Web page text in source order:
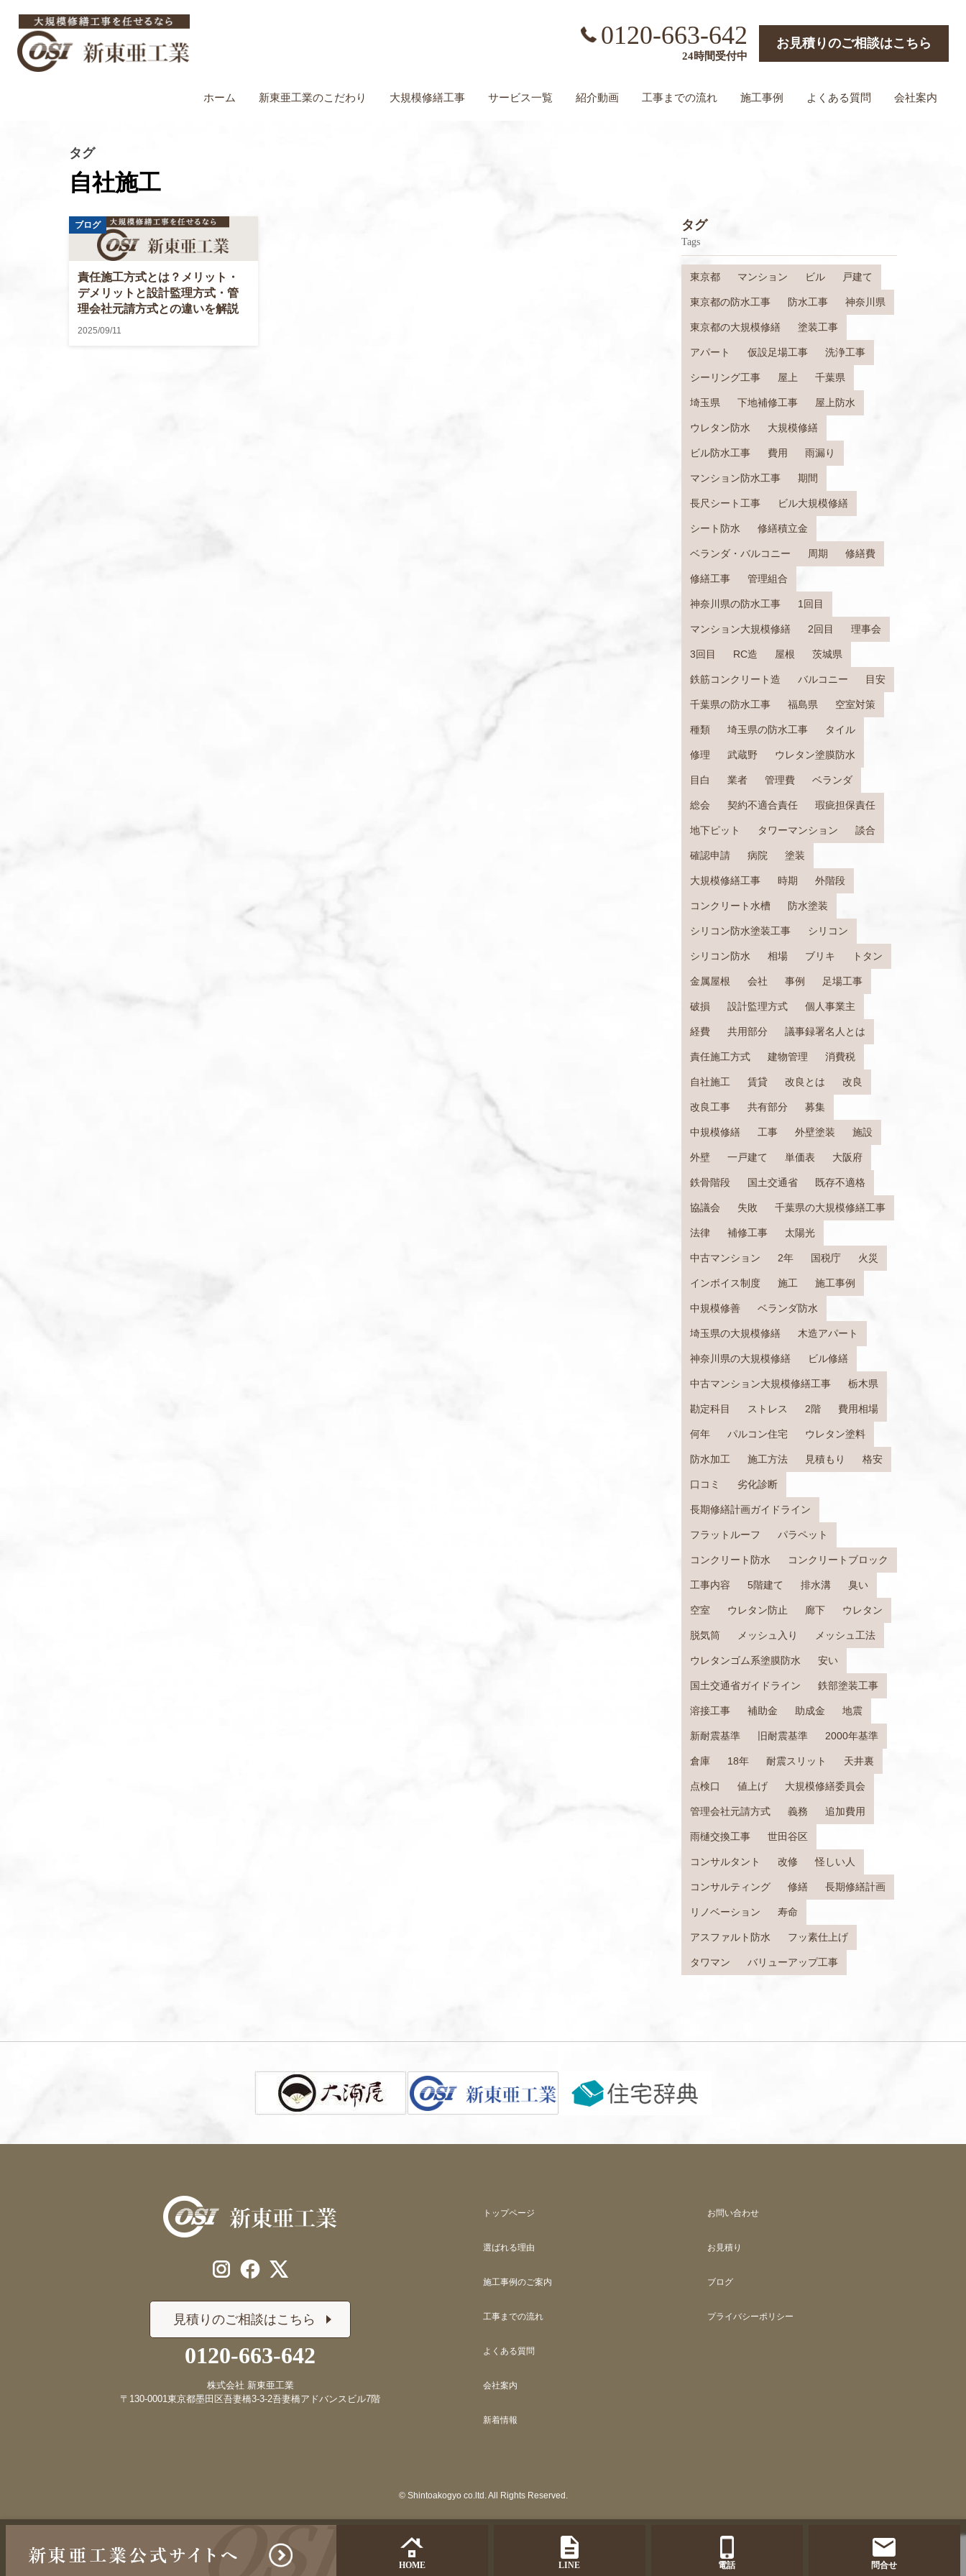
ホーム 新東亜工業のこだわり 大規模修繕工事 サービス一覧 紹介動画 工事までの流れ 施工事例 よくある質問 会社案内
24時間受付中
0120-663-642 お見積りのご相談はこちら
タグ
自社施工
責任施工方式とは？メリット・
デメリットと設計監理方式・管
理会社元請方式との違いを解説
2025/09/11
タグ
Tags
東京都 マンション ビル 戸建て
東京都の防水工事 防水工事 神奈川県
東京都の大規模修繕 塗装工事
アパート 仮設足場工事 洗浄工事
シーリング工事 屋上 千葉県
埼玉県 下地補修工事 屋上防水
ウレタン防水 大規模修繕
ビル防水工事 費用 雨漏り
マンション防水工事 期間
長尺シート工事 ビル大規模修繕
シート防水 修繕積立金
ベランダ・バルコニー 周期 修繕費
修繕工事 管理組合
神奈川県の防水工事 1回目
マンション大規模修繕 2回目 理事会
3回目 RC造 屋根 茨城県
鉄筋コンクリート造 バルコニー 目安
千葉県の防水工事 福島県 空室対策
種類 埼玉県の防水工事 タイル
修理 武蔵野 ウレタン塗膜防水
目白 業者 管理費 ベランダ
総会 契約不適合責任 瑕疵担保責任
地下ピット タワーマンション 談合
確認申請 病院 塗装
大規模修繕工事 時期 外階段
コンクリート水槽 防水塗装
シリコン防水塗装工事 シリコン
シリコン防水 相場 ブリキ トタン
金属屋根 会社 事例 足場工事
破損 設計監理方式 個人事業主
経費 共用部分 議事録署名人とは
責任施工方式 建物管理 消費税
自社施工 賃貸 改良とは 改良
改良工事 共有部分 募集
中規模修繕 工事 外壁塗装 施設
外壁 一戸建て 単価表 大阪府
鉄骨階段 国土交通省 既存不適格
協議会 失敗 千葉県の大規模修繕工事
法律 補修工事 太陽光
中古マンション 2年 国税庁 火災
インボイス制度 施工 施工事例
中規模修善 ベランダ防水
埼玉県の大規模修繕 木造アパート
神奈川県の大規模修繕 ビル修繕
中古マンション大規模修繕工事 栃木県
勘定科目 ストレス 2階 費用相場
何年 パルコン住宅 ウレタン塗料
防水加工 施工方法 見積もり 格安
口コミ 劣化診断
長期修繕計画ガイドライン
フラットルーフ パラペット
コンクリート防水 コンクリートブロック
工事内容 5階建て 排水溝 臭い
空室 ウレタン防止 廊下 ウレタン
脱気筒 メッシュ入り メッシュ工法
ウレタンゴム系塗膜防水 安い
国土交通省ガイドライン 鉄部塗装工事
溶接工事 補助金 助成金 地震
新耐震基準 旧耐震基準 2000年基準
倉庫 18年 耐震スリット 天井裏
点検口 値上げ 大規模修繕委員会
管理会社元請方式 義務 追加費用
雨樋交換工事 世田谷区
コンサルタント 改修 怪しい人
コンサルティング 修繕 長期修繕計画
リノベーション 寿命
アスファルト防水 フッ素仕上げ
タワマン バリューアップ工事
見積りのご相談はこちら
0120-663-642
株式会社 新東亜工業
〒130-0001東京都墨田区吾妻橋3-3-2吾妻橋アドバンスビル7階
トップページ
選ばれる理由
施工事例のご案内
工事までの流れ
よくある質問
会社案内
新着情報
お問い合わせ
お見積り
ブログ
プライバシーポリシー
© Shintoakogyo co.ltd. All Rights Reserved.
HOME LINE 電話 問合せ